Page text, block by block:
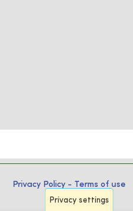
Privacy Policy - Terms of use
Privacy settings